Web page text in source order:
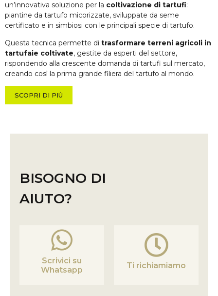
un’innovativa soluzione per la coltivazione di tartufi:
piantine da tartufo micorizzate, sviluppate da seme
certificato e in simbiosi con le principali specie di tartufo.
Questa tecnica permette di trasformare terreni agricoli in
tartufaie coltivate, gestite da esperti del settore,
rispondendo alla crescente domanda di tartufi sul mercato,
creando così la prima grande filiera del tartufo al mondo.
SCOPRI DI PIÙ
BISOGNO DI
AIUTO?
Scrivici su
Whatsapp
Ti richiamiamo